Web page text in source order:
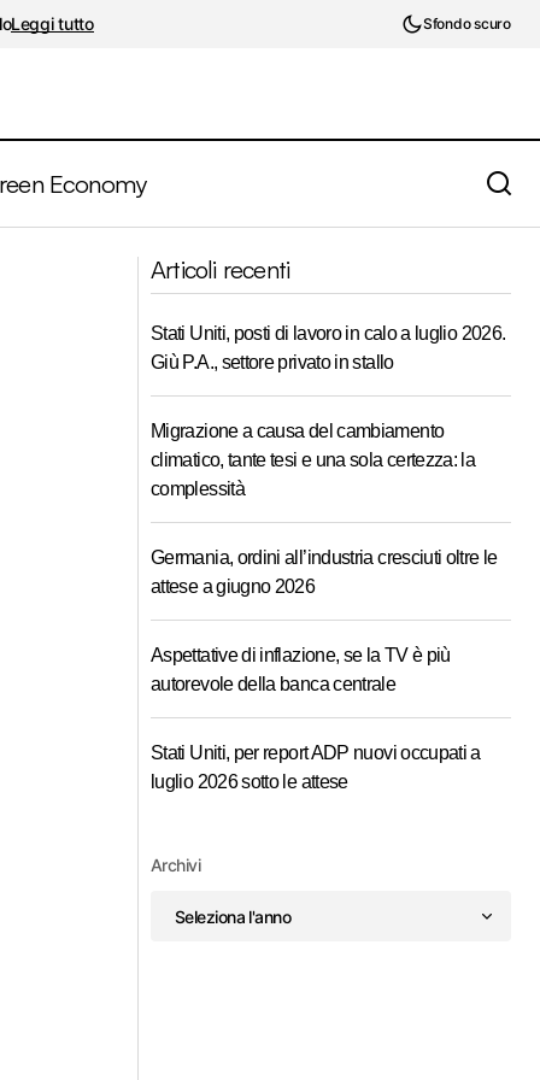
Leggi tutto Sfondo scuro
Economy
Si va verso una jobless recovery?
Articoli recenti
Stati Uniti, posti di lavoro in calo a luglio 2026.
Giù P.A., settore privato in stallo
Migrazione a causa del cambiamento
climatico, tante tesi e una sola certezza: la
complessità
Germania, ordini all’industria cresciuti oltre le
attese a giugno 2026
Aspettative di inflazione, se la TV è più
autorevole della banca centrale
Stati Uniti, per report ADP nuovi occupati a
luglio 2026 sotto le attese
Archivi